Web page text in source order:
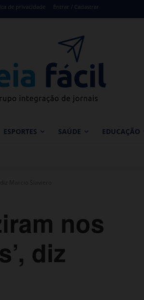
de privacidade Entrar / Cadastrar
ESPORTES SAÚDE EDUCAÇÃO
nos
diz